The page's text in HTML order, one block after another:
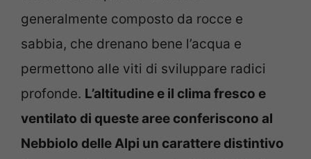
generalmente composto da rocce e
sabbia, che drenano bene l’acqua e
permettono alle viti di sviluppare radici
profonde. L’altitudine e il clima fresco e
ventilato di queste aree conferiscono al
Nebbiolo delle Alpi un carattere distintivo